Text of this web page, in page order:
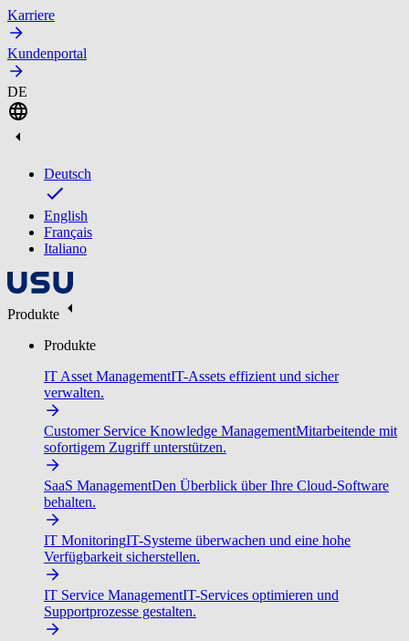
Karriere
Kundenportal
DE
Deutsch
English
Français
Italiano
Produkte
Produkte
IT Asset ManagementIT-Assets effizient und sicher
verwalten.
Customer Service Knowledge ManagementMitarbeitende mit
sofortigem Zugriff unterstützen.
SaaS ManagementDen Überblick über Ihre Cloud-Software
behalten.
IT MonitoringIT-Systeme überwachen und eine hohe
Verfügbarkeit sicherstellen.
IT Service ManagementIT-Services optimieren und
Supportprozesse gestalten.